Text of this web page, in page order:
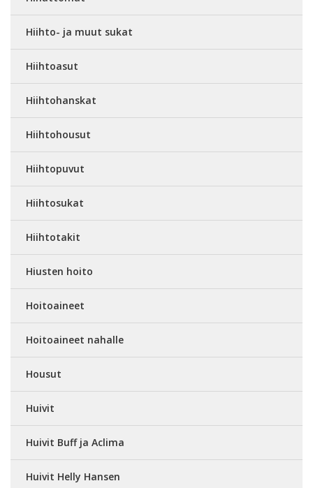
Hiihto- ja muut sukat
Hiihtoasut
Hiihtohanskat
Hiihtohousut
Hiihtopuvut
Hiihtosukat
Hiihtotakit
Hiusten hoito
Hoitoaineet
Hoitoaineet nahalle
Housut
Huivit
Huivit Buff ja Aclima
Huivit Helly Hansen